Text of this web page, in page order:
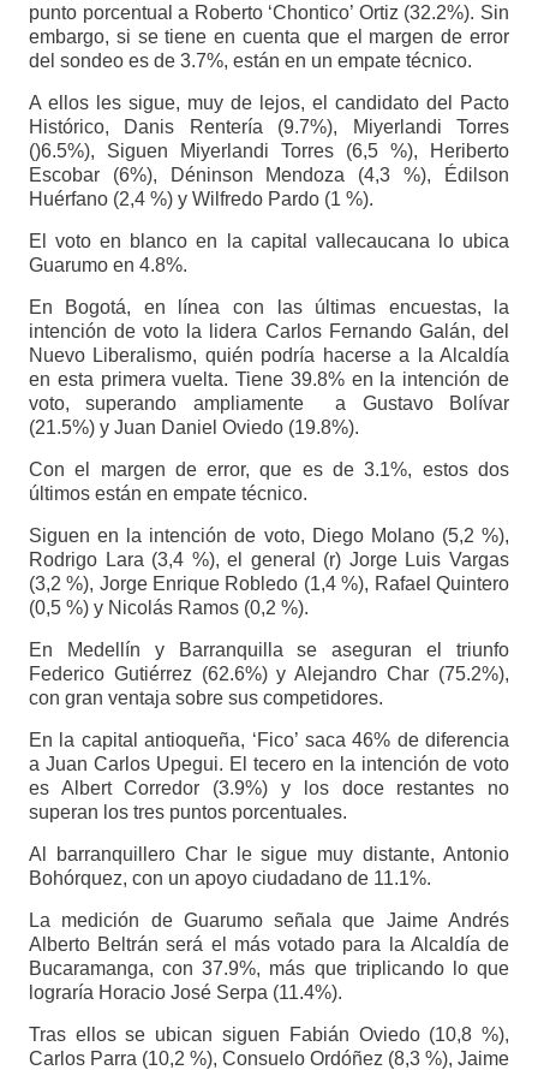
punto porcentual a Roberto ‘Chontico’ Ortiz (32.2%). Sin
embargo, si se tiene en cuenta que el margen de error
del sondeo es de 3.7%, están en un empate técnico.
A ellos les sigue, muy de lejos, el candidato del Pacto
Histórico, Danis Rentería (9.7%), Miyerlandi Torres
()6.5%), Siguen Miyerlandi Torres (6,5 %), Heriberto
Escobar (6%), Déninson Mendoza (4,3 %), Édilson
Huérfano (2,4 %) y Wilfredo Pardo (1 %).
El voto en blanco en la capital vallecaucana lo ubica
Guarumo en 4.8%.
En Bogotá, en línea con las últimas encuestas, la
intención de voto la lidera Carlos Fernando Galán, del
Nuevo Liberalismo, quién podría hacerse a la Alcaldía
en esta primera vuelta. Tiene 39.8% en la intención de
voto, superando ampliamente a Gustavo Bolívar
(21.5%) y Juan Daniel Oviedo (19.8%).
Con el margen de error, que es de 3.1%, estos dos
últimos están en empate técnico.
Siguen en la intención de voto, Diego Molano (5,2 %),
Rodrigo Lara (3,4 %), el general (r) Jorge Luis Vargas
(3,2 %), Jorge Enrique Robledo (1,4 %), Rafael Quintero
(0,5 %) y Nicolás Ramos (0,2 %).
En Medellín y Barranquilla se aseguran el triunfo
Federico Gutiérrez (62.6%) y Alejandro Char (75.2%),
con gran ventaja sobre sus competidores.
En la capital antioqueña, ‘Fico’ saca 46% de diferencia
a Juan Carlos Upegui. El tecero en la intención de voto
es Albert Corredor (3.9%) y los doce restantes no
superan los tres puntos porcentuales.
Al barranquillero Char le sigue muy distante, Antonio
Bohórquez, con un apoyo ciudadano de 11.1%.
La medición de Guarumo señala que Jaime Andrés
Alberto Beltrán será el más votado para la Alcaldía de
Bucaramanga, con 37.9%, más que triplicando lo que
lograría Horacio José Serpa (11.4%).
Tras ellos se ubican siguen Fabián Oviedo (10,8 %),
Carlos Parra (10,2 %), Consuelo Ordóñez (8,3 %), Jaime